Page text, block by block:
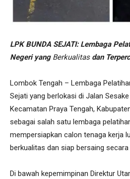
LPK BUNDA SEJATI: Lembaga
Negeri yangBerkualitasdan
Lombok Tengah – Lembaga
Sejati yang berlokasi di Jalan
Kecamatan Praya Tengah,
sebagai salah satu lembaga
mempersiapkan calon tenaga kerja
berkualitas dan siap bersaing secara
Di bawah kepemimpinan Direktur